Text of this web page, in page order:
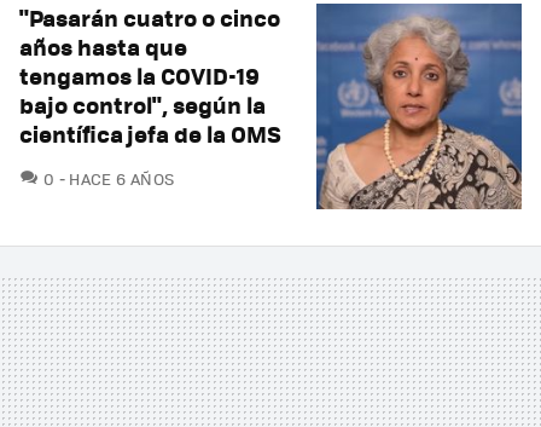
"Pasarán cuatro o cinco
años hasta que
tengamos la COVID-19
bajo control", según la
científica jefa de la OMS
0 COMENTARIOS
HACE 6 AÑOS